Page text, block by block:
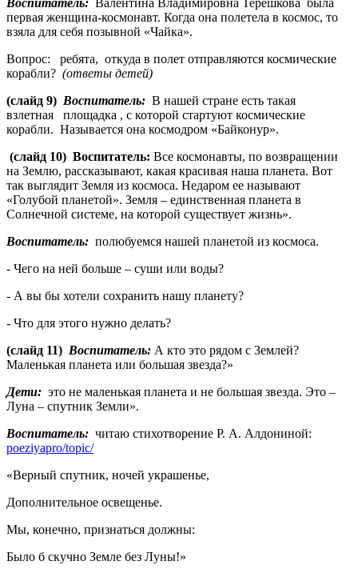
первая женщина-космонавт. Когда она полетела в космос, то
взяла для себя позывной «Чайка».
Вопрос: ребята, откуда в полет отправляются космические
корабли? (ответы детей)
(слайд 9) Воспитатель: В нашей стране есть такая
взлетная площадка , с которой стартуют космические
корабли. Называется она космодром «Байконур».
(слайд 10) Воспитатель: Все космонавты, по возвращении
на Землю, рассказывают, какая красивая наша планета. Вот
так выглядит Земля из космоса. Недаром ее называют
«Голубой планетой». Земля – единственная планета в
Солнечной системе, на которой существует жизнь».
Воспитатель: полюбуемся нашей планетой из космоса.
- Чего на ней больше – суши или воды?
- А вы бы хотели сохранить нашу планету?
- Что для этого нужно делать?
(слайд 11) Воспитатель: А кто это рядом с Землей?
Маленькая планета или большая звезда?»
Дети: это не маленькая планета и не большая звезда. Это –
Луна – спутник Земли».
Воспитатель: читаю стихотворение Р. А. Алдониной:
poeziyapro/topic/
«Верный спутник, ночей украшенье,
Дополнительное освещенье.
Мы, конечно, признаться должны:
Было б скучно Земле без Луны!»